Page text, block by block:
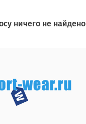
ничего не найдено